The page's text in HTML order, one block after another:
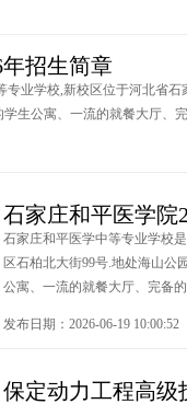
招生简章
业学校,新校区位于河北省
生公寓、一流的就餐大厅、
石家庄和平医学院
石家庄和平医学中等专业学校
区石柏北大街99号.地处海山公
公寓、一流的就餐大厅、完备
发布日期：2026-06-19 10:00:52
保定动力工程高级